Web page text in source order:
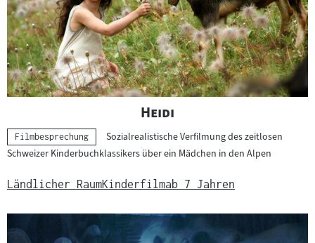
"
Heidi
Kategorie:
Filmbesprechung
Sozialrealistische Verfilmung des zeitlosen
Schweizer Kinderbuchklassikers über ein Mädchen in den Alpen
Ländlicher RaumKinderfilmab 7 Jahren